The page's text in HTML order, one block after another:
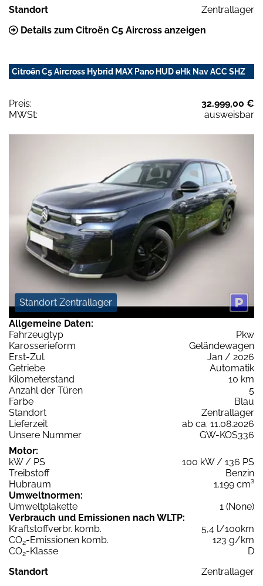
Standort
Zentrallager
Details zum Citroën C5 Aircross anzeigen
Citroën C5 Aircross Hybrid MAX Pano HUD eHk Nav ACC SHZ
Preis:
32.999,00 €
MWSt:
ausweisbar
Standort Zentrallager
Allgemeine Daten:
Fahrzeugtyp
Pkw
Karosserieform
Geländewagen
Erst-Zul.
Jan / 2026
Getriebe
Automatik
Kilometerstand
10 km
Anzahl der Türen
5
Farbe
Blau
Standort
Zentrallager
Lieferzeit
ab ca. 11.08.2026
Unsere Nummer
GW-KOS336
Motor:
kW / PS
100 kW / 136 PS
Treibstoff
Benzin
Hubraum
1.199 cm³
Umweltnormen:
Umweltplakette
1 (None)
Verbrauch und Emissionen nach WLTP:
Kraftstoffverbr. komb.
5,4 l/100km
CO2-Emissionen komb.
123 g/km
CO2-Klasse
D
Standort
Zentrallager